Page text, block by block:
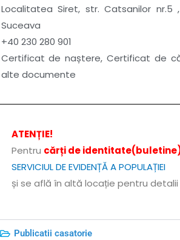
Localitatea Siret, str. Catsanilor nr.5
Suceava
+40 230 280 901
Certificat de naștere, Certificat de
alte documente
ATENȚIE!
Pentru cărți de
SERVICIUL DE EVIDENȚĂ A POPULAȚIEI
și se află în altă locație pentru detalii
Publicatii casatorie